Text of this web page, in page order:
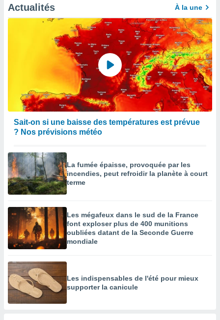
Actualités À la une
Sait-on si une baisse des températures est prévue
? Nos prévisions météo
La fumée épaisse, provoquée par les
incendies, peut refroidir la planète à court
terme
Les mégafeux dans le sud de la France
font exploser plus de 400 munitions
oubliées datant de la Seconde Guerre
mondiale
Les indispensables de l'été pour mieux
supporter la canicule